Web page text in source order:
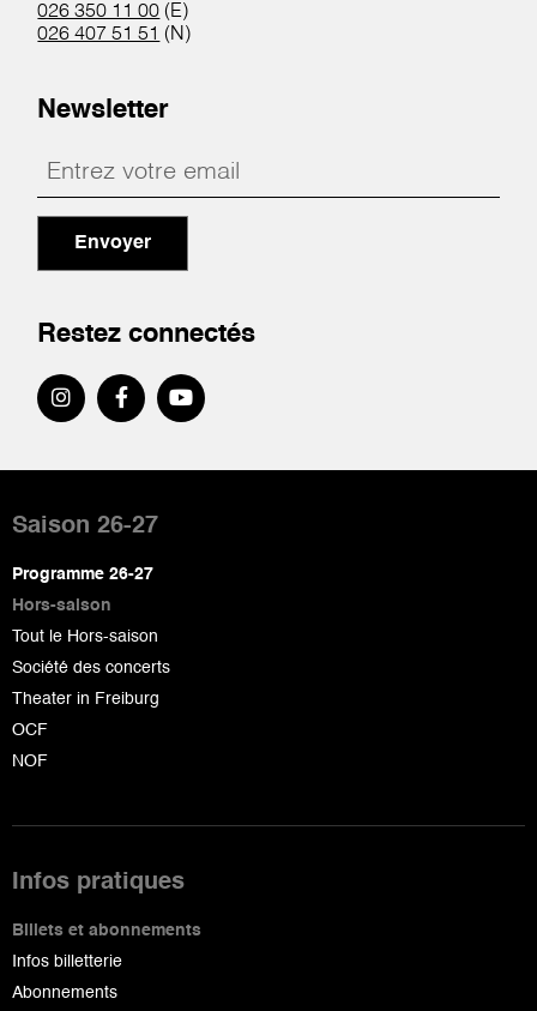
026 350 11 00 (E)
026 407 51 51 (N)
Newsletter
Envoyer
Restez connectés
de
page
Saison 26-27
Programme 26-27
Hors-saison
Tout le Hors-saison
Société des concerts
Theater in Freiburg
OCF
NOF
Infos pratiques
Billets et abonnements
Infos billetterie
Abonnements